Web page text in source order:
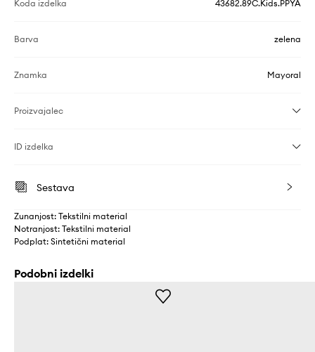
Koda izdelka 43682.89C.Kids.PPYA
Barva zelena
Znamka Mayoral
Proizvajalec
ID izdelka
Sestava
Zunanjost: Tekstilni material
Notranjost: Tekstilni material
Podplat: Sintetični material
Podobni izdelki